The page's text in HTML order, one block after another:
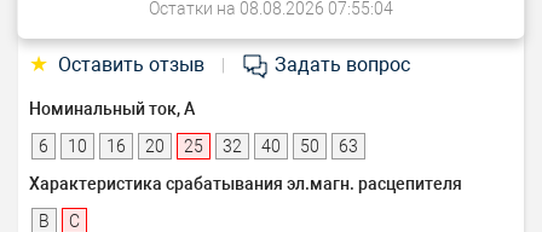
Остатки на 08.08.2026 07:55:04
★ Оставить отзыв Задать вопрос
Номинальный ток, А
6
10 16 20 25 32 40 50
63
Характеристика срабатывания эл.магн. расцепителя
B
C